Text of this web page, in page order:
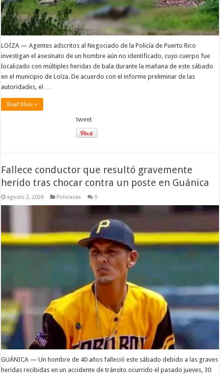
LOÍZA — Agentes adscritos al Negociado de la Policía de Puerto Rico
investigan el asesinato de un hombre aún no identificado, cuyo cuerpo fue
localizado con múltiples heridas de bala durante la mañana de este sábado
en el municipio de Loíza. De acuerdo con el informe preliminar de las
autoridades, el …
Read More »
tweet
Fallece conductor que resultó gravemente
herido tras chocar contra un poste en Guánica
agosto 2, 2026 Policiacas 0
GUÁNICA — Un hombre de 40 años falleció este sábado debido a las graves
heridas recibidas en un accidente de tránsito ocurrido el pasado jueves, 30